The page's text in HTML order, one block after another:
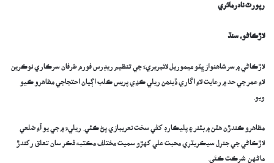
رپورٽ نادرمائري
لاڙڪاڻو، سنڌ
لاڙڪاڻي ۾ سر شاهنواز ڀٽو ميموريل لائبريريءَ جي تنظيم ريڊرس فورم طرفان سرڪاري نوڪرين
لاءِ عمر جي حد ۾ رعايت لاءِ اڱاري ڏينھن ريلي ڪڍي پريس ڪلب اڳيان احتجاجي مظاهرو ڪيو
ويو.
مظاھرو ڪندڙن هٿن ۾ بئنر ۽ پليڪارڊ کڻي سخت نعريبازي پڻ ڪئي. ريليءَ ۾ جي يو آءِ ضلعي
لاڙڪاڻي جي جنرل سيڪريٽري محبت علي کهڙو سميت مختلف مڪتبه فڪر سان تعلق رکندڙ
ماڻهن شرڪت ڪئي.